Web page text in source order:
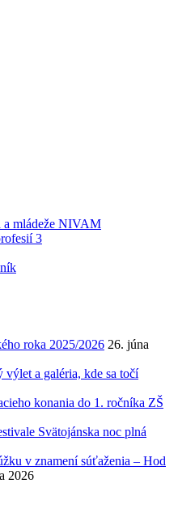
a mládeže NIVAM
3
roka 2025/2026 26. júna
a galéria, kde sa točí
konania do 1. ročníka ZŠ
Svätojánska noc plná
v znamení súťaženia – Hod
2026